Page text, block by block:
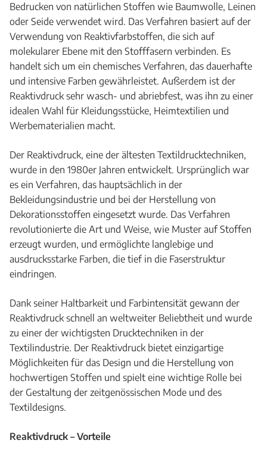
Bedrucken von natürlichen Stoffen wie Baumwolle, Leinen
oder Seide verwendet wird. Das Verfahren basiert auf der
Verwendung von Reaktivfarbstoffen, die sich auf
molekularer Ebene mit den Stofffasern verbinden. Es
handelt sich um ein chemisches Verfahren, das dauerhafte
und intensive Farben gewährleistet. Außerdem ist der
Reaktivdruck sehr wasch- und abriebfest, was ihn zu einer
idealen Wahl für Kleidungsstücke, Heimtextilien und
Werbematerialien macht.
Der Reaktivdruck, eine der ältesten Textildrucktechniken,
wurde in den 1980er Jahren entwickelt. Ursprünglich war
es ein Verfahren, das hauptsächlich in der
Bekleidungsindustrie und bei der Herstellung von
Dekorationsstoffen eingesetzt wurde. Das Verfahren
revolutionierte die Art und Weise, wie Muster auf Stoffen
erzeugt wurden, und ermöglichte langlebige und
ausdrucksstarke Farben, die tief in die Faserstruktur
eindringen.
Dank seiner Haltbarkeit und Farbintensität gewann der
Reaktivdruck schnell an weltweiter Beliebtheit und wurde
zu einer der wichtigsten Drucktechniken in der
Textilindustrie. Der Reaktivdruck bietet einzigartige
Möglichkeiten für das Design und die Herstellung von
hochwertigen Stoffen und spielt eine wichtige Rolle bei
der Gestaltung der zeitgenössischen Mode und des
Textildesigns.
Reaktivdruck – Vorteile